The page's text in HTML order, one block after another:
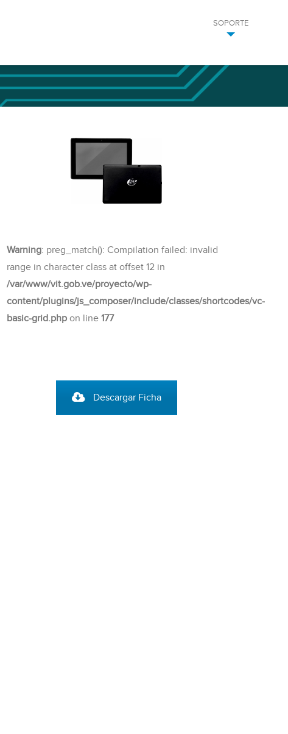
SOPORTE
Warning: preg_match(): Compilation failed: invalid
range in character class at offset 12 in
/var/www/vit.gob.ve/proyecto/wp-
content/plugins/js_composer/include/classes/shortcodes/vc-
basic-grid.php on line 177
Descargar Ficha